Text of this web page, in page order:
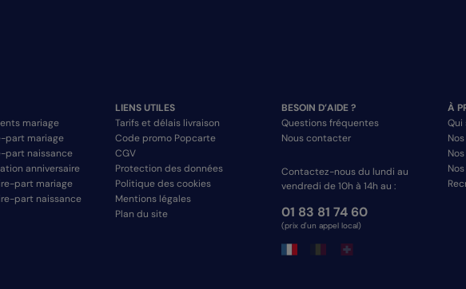
mariage
part mariage
part naissance
anniversaire
part mariage
part naissance
LIENS UTILES
Tarifs et délais livraison
Code promo Popcarte
CGV
Protection des données
Politique des cookies
Mentions légales
Plan du site
BESOIN D’AIDE ?
Questions fréquentes
Nous contacter
Contactez-nous du lundi au
vendredi de 10h à 14h au :
01 83 81 74 60
(prix d'un appel local)
À
Qui